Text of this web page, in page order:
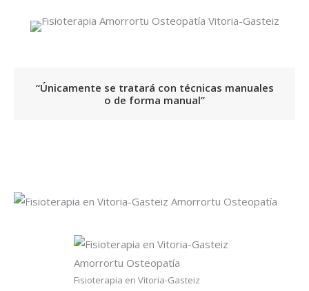
“Únicamente se tratará con técnicas manuales
o de forma manual”
Fisioterapia en Vitoria-Gasteiz